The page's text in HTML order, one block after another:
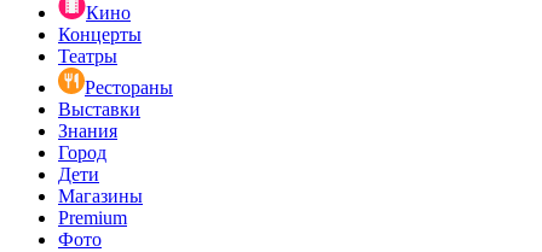
Кино
Концерты
Театры
Рестораны
Выставки
Знания
Город
Дети
Магазины
Premium
Фото